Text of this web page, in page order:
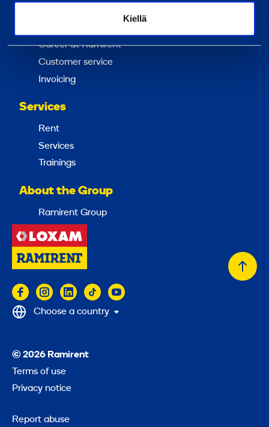
Kiellä
Ramirent Finland
Career at Ramirent
Customer service
Invoicing
Services
Rent
Services
Trainings
About the Group
Ramirent Group
Back
© 2026 Ramirent
Terms of use
Privacy notice
Report abuse
Choose a country